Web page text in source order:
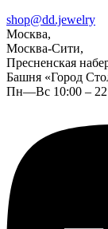
shop@dd.jewelry
Москва,
Москва-Сити,
Пресненская
Башня «Город
Пн—Вс 10:00 –